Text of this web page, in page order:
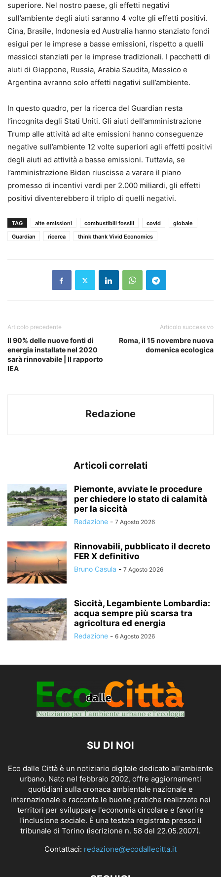
superiore. Nel nostro paese, gli effetti negativi
sull’ambiente degli aiuti saranno 4 volte gli effetti positivi.
Cina, Brasile, Indonesia ed Australia hanno stanziato fondi
esigui per le imprese a basse emissioni, rispetto a quelli
massicci stanziati per le imprese tradizionali. I pacchetti di
aiuti di Giappone, Russia, Arabia Saudita, Messico e
Argentina avranno solo effetti negativi sull’ambiente.
In questo quadro, per la ricerca del Guardian resta
l’incognita degli Stati Uniti. Gli aiuti dell’amministrazione
Trump alle attività ad alte emissioni hanno conseguenze
negative sull’ambiente 12 volte superiori agli effetti positivi
degli aiuti ad attività a basse emissioni. Tuttavia, se
l’amministrazione Biden riuscisse a varare il piano
promesso di incentivi verdi per 2.000 miliardi, gli effetti
positivi diventerebbero il triplo di quelli negativi.
TAG alte emissioni combustibili fossili covid
globale
Guardian
ricerca think thank Vivid Economics
Articolo precedente
Il 90% delle nuove fonti di
energia installate nel 2020
sarà rinnovabile | Il rapporto
IEA
Articolo successivo
Roma, il 15 novembre nuova
domenica ecologica
Redazione
Articoli correlati
Piemonte, avviate le procedure
per chiedere lo stato di calamità
per la siccità
Redazione - 7 Agosto 2026
Rinnovabili, pubblicato il decreto
FER X definitivo
Bruno Casula - 7 Agosto 2026
Siccità, Legambiente Lombardia:
acqua sempre più scarsa tra
agricoltura ed energia
Redazione - 6 Agosto 2026
SU DI NOI
Eco dalle Città è un notiziario digitale dedicato all'ambiente
urbano. Nato nel febbraio 2002, offre aggiornamenti
quotidiani sulla cronaca ambientale nazionale e
internazionale e racconta le buone pratiche realizzate nei
territori per sviluppare l'economia circolare e favorire
l'inclusione sociale. È una testata registrata presso il
tribunale di Torino (iscrizione n. 58 del 22.05.2007).
Contattaci: redazione@ecodallecitta.it